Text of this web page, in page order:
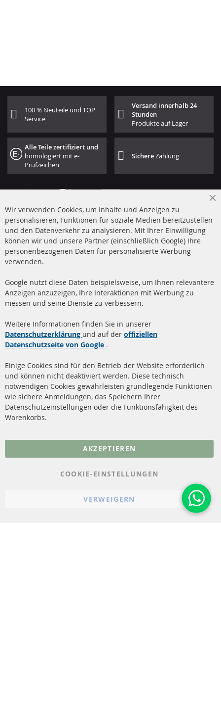
100 % Neuteile und TOP
Service
Versand innerhalb 24
Stunden
Produkte auf Lager
Alle Teile zertifiziert und
homologiert mit e-
Prüfzeichen
SichereZahlung
+49 (0) 4533 799 00 0
Mo-Do: 09-17 Uhr, Fr 09-16 Uhr
info@contra-automotive.de
facebook
instagram
Quick Links
Dieselpartikelfilter (DPF)
Dieselpartikelfilter
Katalysator (KAT)
Sensoren
FAQ
Kundenservice
Über uns
Versandkosten
Kontakt
Vertrag widerrufen
Wir verwenden Cookies, um Inhalte und Anzeigen zu
personalisieren, Funktionen für soziale Medien bereitzustellen
und den Datenverkehr zu analysieren. Mit Ihrer Einwilligung
können wir und unsere Partner (einschließlich Google) Ihre
personenbezogenen Daten für personalisierte Werbung
verwenden.
Google nutzt diese Daten beispielsweise, um Ihnen relevantere
Anzeigen anzuzeigen, Ihre Interaktionen mit Werbung zu
messen und seine Dienste zu verbessern.
Weitere Informationen finden Sie in unserer
Datenschutzerklärung und auf der offiziellen
Datenschutzseite von Google .
Einige Cookies sind für den Betrieb der Website erforderlich
und können nicht deaktiviert werden. Diese technisch
notwendigen Cookies gewährleisten grundlegende Funktionen
wie sichere Anmeldungen, das Speichern Ihrer
Datenschutzeinstellungen oder die Funktionsfähigkeit des
Warenkorbs.
AKZEPTIEREN
COOKIE-EINSTELLUNGEN
VERWEIGERN